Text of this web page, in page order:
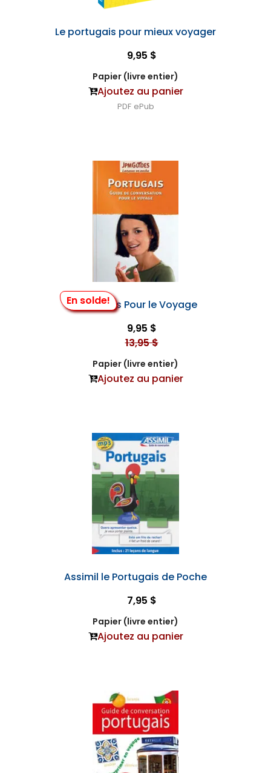
Le portugais pour mieux voyager
9,95 $
Papier (livre entier)
Ajoutez au panier
PDF ePub
En solde!
Portugais Pour le Voyage
9,95 $
13,95 $
Papier (livre entier)
Ajoutez au panier
Assimil le Portugais de Poche
7,95 $
Papier (livre entier)
Ajoutez au panier